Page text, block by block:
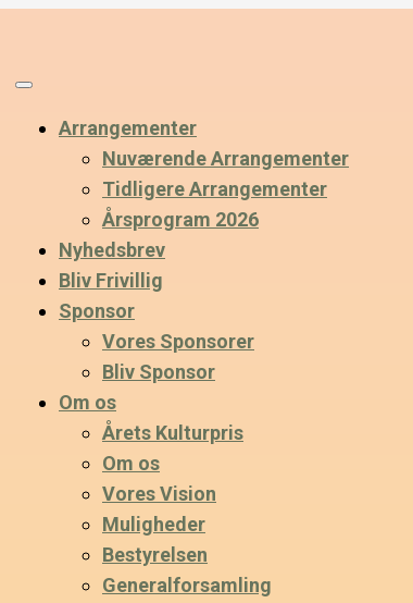
Arrangementer
Nuværende Arrangementer
Tidligere Arrangementer
Årsprogram 2026
Nyhedsbrev
Bliv Frivillig
Sponsor
Vores Sponsorer
Bliv Sponsor
Om os
Årets Kulturpris
Om os
Vores Vision
Muligheder
Bestyrelsen
Generalforsamling